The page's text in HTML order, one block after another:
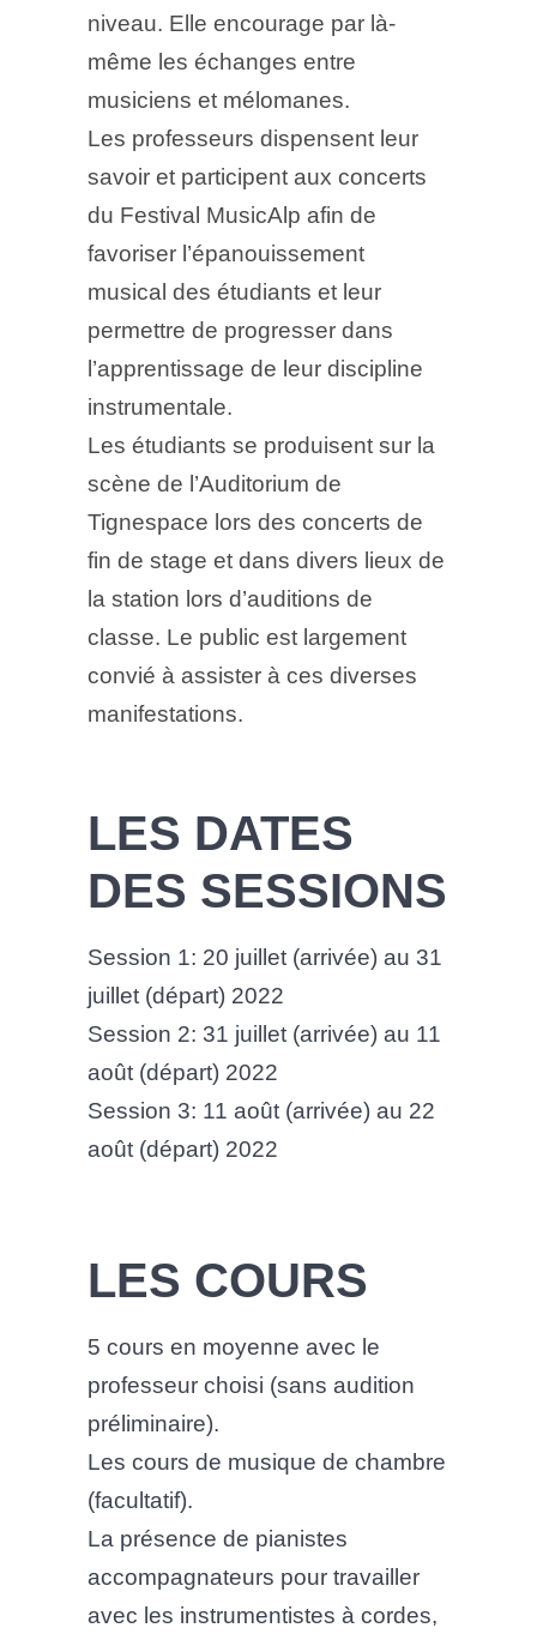
niveau. Elle encourage par là-
même les échanges entre
musiciens et mélomanes.
Les professeurs dispensent leur
savoir et participent aux concerts
du Festival MusicAlp afin de
favoriser l’épanouissement
musical des étudiants et leur
permettre de progresser dans
l’apprentissage de leur discipline
instrumentale.
Les étudiants se produisent sur la
scène de l’Auditorium de
Tignespace lors des concerts de
fin de stage et dans divers lieux de
la station lors d’auditions de
classe. Le public est largement
convié à assister à ces diverses
manifestations.
LES DATES
DES SESSIONS
Session 1: 20 juillet (arrivée) au 31
juillet (départ) 2022
Session 2: 31 juillet (arrivée) au 11
août (départ) 2022
Session 3: 11 août (arrivée) au 22
août (départ) 2022
LES COURS
5 cours en moyenne avec le
professeur choisi (sans audition
préliminaire).
Les cours de musique de chambre
(facultatif).
La présence de pianistes
accompagnateurs pour travailler
avec les instrumentistes à cordes,